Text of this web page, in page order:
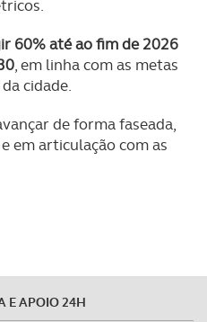
a prestar.
certo tipo de Cookies e
impacto na sua
Website e nos serviços
do site.
60% até ao fim de 2026
, em linha com as metas
cidade.
de forma faseada,
em articulação com as
E APOIO 24H